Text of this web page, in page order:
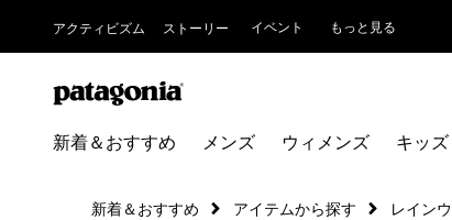
アクティビズム ストーリー イベント もっと見る
新着＆おすすめ メンズ ウィメンズ キッ
新着＆おすすめ アイテムから探す レイン